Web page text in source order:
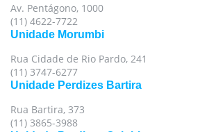
Av. Pentágono, 1000
(11) 4622-7722
Unidade Morumbi
Rua Cidade de Rio Pardo, 241
(11) 3747-6277
Unidade Perdizes Bartira
Rua Bartira, 373
(11) 3865-3988